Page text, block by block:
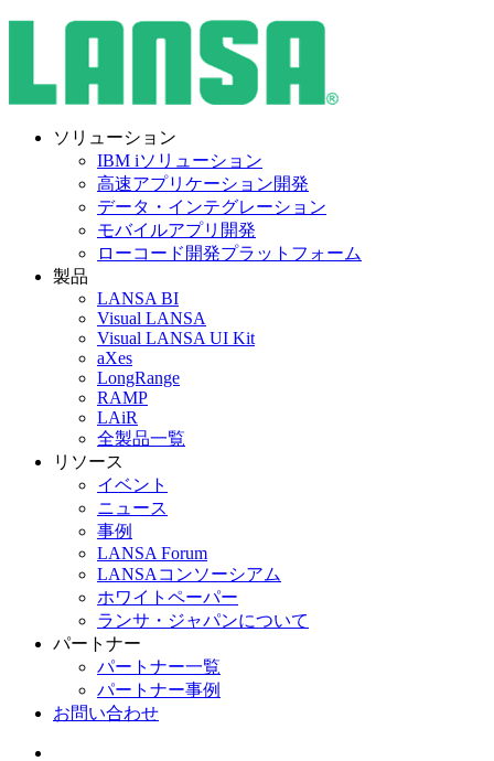
ソリューション
IBM iソリューション
高速アプリケーション開発
データ・インテグレーション
モバイルアプリ開発
ローコード開発プラットフォーム
製品
LANSA BI
Visual LANSA
Visual LANSA UI Kit
aXes
LongRange
RAMP
LAiR
全製品一覧
リソース
イベント
ニュース
事例
LANSA Forum
LANSAコンソーシアム
ホワイトペーパー
ランサ・ジャパンについて
パートナー
パートナー一覧
パートナー事例
お問い合わせ